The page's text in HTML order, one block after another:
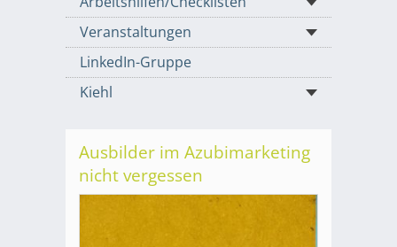
Veranstaltungen
LinkedIn-Gruppe
Kiehl
Ausbilder im Azubimarketing
nicht vergessen